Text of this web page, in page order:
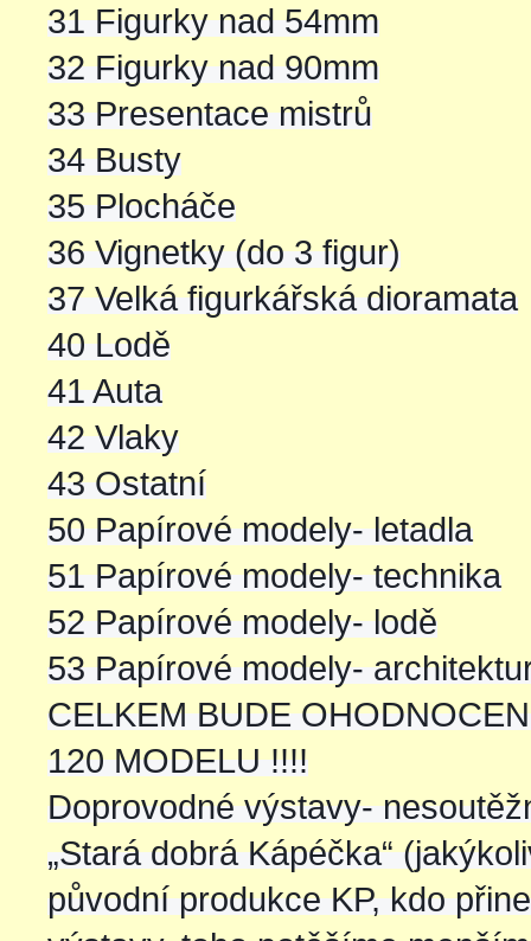
31 Figurky nad 54mm
32 Figurky nad 90mm
33 Presentace mistrů
34 Busty
35 Plocháče
36 Vignetky (do 3 figur)
37 Velká figurkářská dioramata
40 Lodě
41 Auta
42 Vlaky
43 Ostatní
50 Papírové modely- letadla
51 Papírové modely- technika
52 Papírové modely- lodě
53 Papírové modely-
CELKEM BUDE
120 MODELU !!!!
Doprovodné výstavy-
„Stará dobrá Kápéčka“
původní produkce KP, kdo